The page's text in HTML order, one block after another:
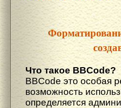
Что такое BBCode?
BBCode это особая
возможность
определяется